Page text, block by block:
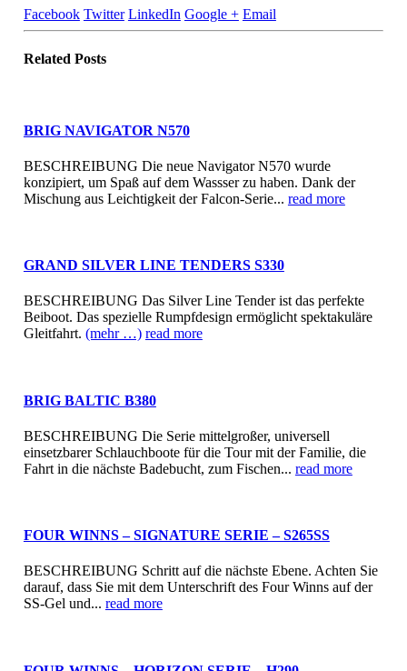
Facebook Twitter LinkedIn Google + Email
Related Posts
BRIG NAVIGATOR N570
BESCHREIBUNG Die neue Navigator N570 wurde
konzipiert, um Spaß auf dem Wassser zu haben. Dank der
Mischung aus Leichtigkeit der Falcon-Serie... read more
GRAND SILVER LINE TENDERS S330
BESCHREIBUNG Das Silver Line Tender ist das perfekte
Beiboot. Das spezielle Rumpfdesign ermöglicht spektakuläre
Gleitfahrt. (mehr …) read more
BRIG BALTIC B380
BESCHREIBUNG Die Serie mittelgroßer, universell
einsetzbarer Schlauchboote für die Tour mit der Familie, die
Fahrt in die nächste Badebucht, zum Fischen... read more
FOUR WINNS – SIGNATURE SERIE – S265SS
BESCHREIBUNG Schritt auf die nächste Ebene. Achten Sie
darauf, dass Sie mit dem Unterschrift des Four Winns auf der
SS-Gel und... read more